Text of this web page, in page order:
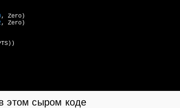
, Zero)
, Zero)
этом сыром коде